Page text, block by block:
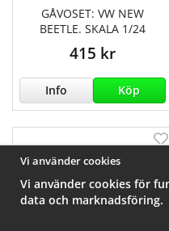
GÅVOSET: VW NEW
BEETLE. SKALA 1/24
415 kr
Info Köp
Vi använder cookies
Vi använder cookies för
data och marknadsföring.